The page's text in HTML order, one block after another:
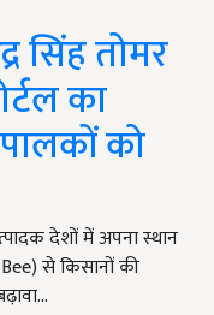
सिंह तोमर
का
को
देशों में अपना स्थान
से किसानों की